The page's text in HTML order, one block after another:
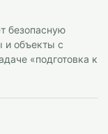
безопасную
и объекты с
«подготовка к